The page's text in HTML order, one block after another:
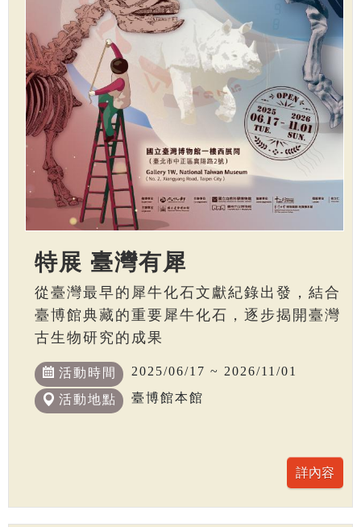
特展 臺灣有犀
從臺灣最早的犀牛化石文獻紀錄出發，結合
臺博館典藏的重要犀牛化石，逐步揭開臺灣
古生物研究的成果
活動時間 2025/06/17 ~ 2026/11/01
活動地點 臺博館本館